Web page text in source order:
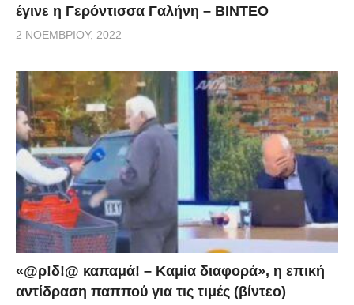
έγινε η Γερόντισσα Γαλήνη – ΒΙΝΤΕΟ
2 ΝΟΕΜΒΡΊΟΥ, 2022
«@ρ!δ!@ καπαμά! – Καμία διαφορά», η επική
αντίδραση παππού για τις τιμές (βίντεο)